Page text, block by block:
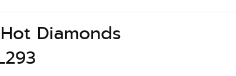
Diamonds